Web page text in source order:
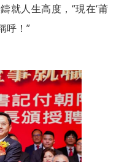
就人生高度，“現在‘莆
呼！”